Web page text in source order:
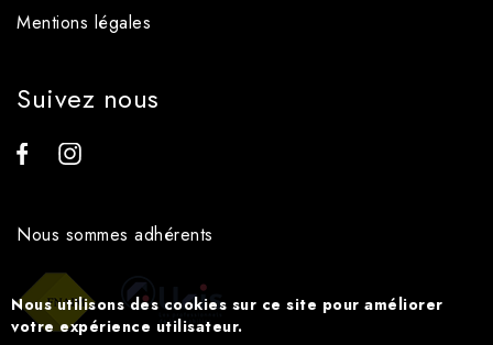
Mentions légales
Suivez nous
Nous sommes adhérents
Nous utilisons des cookies sur ce site pour améliorer
votre expérience utilisateur.